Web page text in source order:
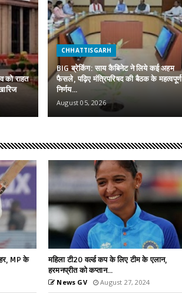
को राहत
CHHATTISGARH
BIG ब्रेकिंग: साय कैबिनेट ने लिये कई अहम
फैसले, पढ़िए मंत्रिपरिषद की बैठक के महत्वपूर्ण
निर्णय…
August 05, 2026
6.26 मीटर के साथ तीसरी बार तोड़ा पोल वॉल्ट का
वर्ल्ड रिकॉर्ड
News GV August 26, 2024